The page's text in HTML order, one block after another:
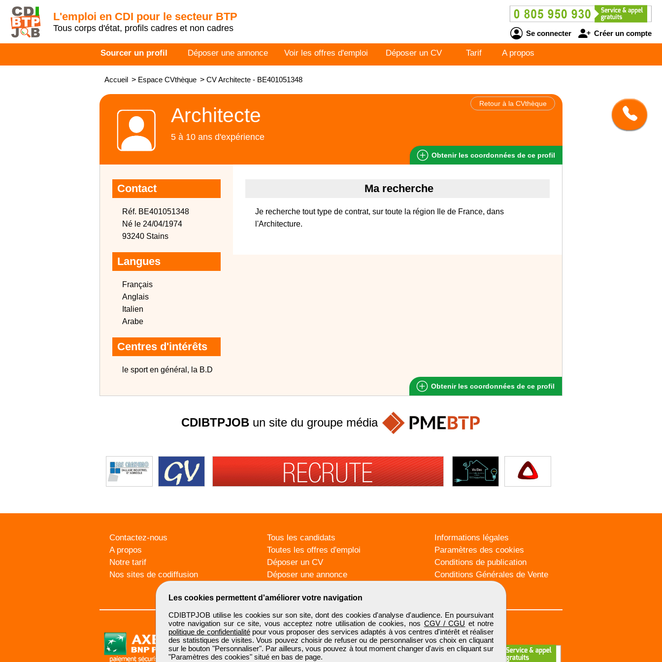
L'emploi en CDI pour le secteur BTP
Tous corps d'état, profils cadres et non cadres
Se connecter Créer un compte
Sourcer un profil Déposer une annonce Voir les offres d'emploi Déposer un CV Tarif A propos
Accueil > Espace CVthèque > CV Architecte - BE401051348
Retour à la CVthèque
Architecte
5 à 10 ans d'expérience
Obtenir les coordonnées de ce profil
Contact
Réf. BE401051348
Né le 24/04/1974
93240 Stains
Langues
Français
Anglais
Italien
Arabe
Centres d'intérêts
le sport en général, la B.D
Ma recherche
Je recherche tout type de contrat, sur toute la région Ile de France, dans
l'Architecture.
Obtenir les coordonnées de ce profil
Les cookies permettent d'améliorer votre navigation
CDIBTPJOB utilise les cookies sur son site, dont des cookies d'analyse d'audience. En poursuivant
votre navigation sur ce site, vous acceptez notre utilisation de cookies, nos CGV / CGU et notre
politique de confidentialitépour vous proposer des services adaptés à vos centres d'intérêt et réaliser
des statistiques de visites. Vous pouvez choisir de refuser ou de personnaliser vos choix en cliquant
sur le bouton "Personnaliser". Par ailleurs, vous pouvez à tout moment changer d'avis en cliquant sur
"Paramètres des cookies" situé en bas de page.
CDIBTPJOBun site du groupe média
Contactez-nous
A propos
Notre tarif
Nos sites de codiffusion
Tous les candidats
Toutes les offres d'emploi
Déposer un CV
Déposer une annonce
Informations légales
Paramètres des cookies
Conditions de publication
Conditions Générales de Vente